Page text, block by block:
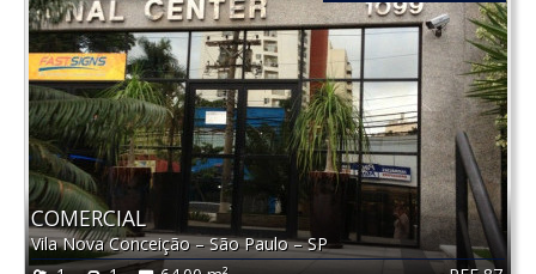
COMERCIAL
Vila Nova Conceição–São Paulo–SP